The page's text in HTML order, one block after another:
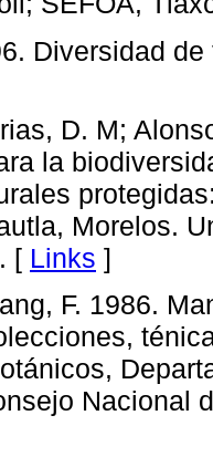
Diversidad
D. M;
la
Morelos.
[ Links ]
F. 1986.
Nacional